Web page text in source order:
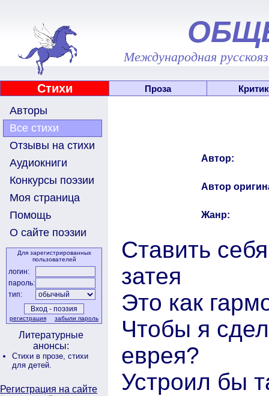
Международная
Стихи Проза
Авторы
Все стихи
Отзывы на стихи
Аудиокниги
Конкурсы поэзии
Моя страница
Помощь
О сайте поэзии
Для зарегистрированных
пользователей
логин:
пароль:
тип:
регистрация забыли пароль
Литературные
анонсы:
Стихи в прозе, стихи
для детей.
Регистрация на сайте
Автор:
Автор
Жанр:
Ставить
затея
Это как
Чтобы я
еврея?
Устроил бы